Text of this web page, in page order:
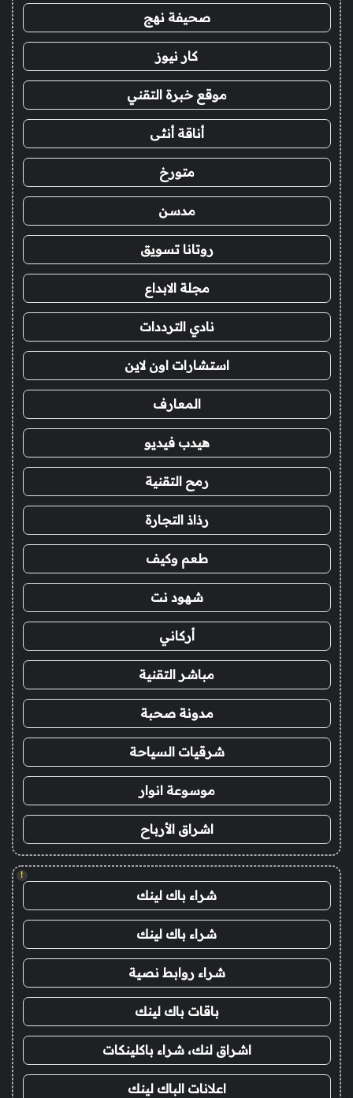
صحيفة نهج
كار نيوز
موقع خبرة التقني
أناقة أنثى
متورخ
مدسن
روتانا تسويق
مجلة الابداع
نادي الترددات
استشارات اون لاين
المعارف
هيدب فيديو
رمح التقنية
رذاذ التجارة
طعم وكيف
شهود نت
أركاني
مباشر التقنية
مدونة صحبة
شرقيات السياحة
موسوعة انوار
اشراق الأرباح
!
شراء باك لينك
شراء باك لينك
شراء روابط نصية
باقات باك لينك
اشراق لنك، شراء باكلينكات
اعلانات الباك لينك